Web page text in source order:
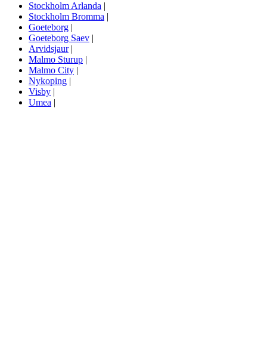
Stockholm Arlanda |
Stockholm Bromma |
Goeteborg |
Goeteborg Saev |
Arvidsjaur|
Malmo Sturup |
Malmo City |
Nykoping |
Visby |
Umea |